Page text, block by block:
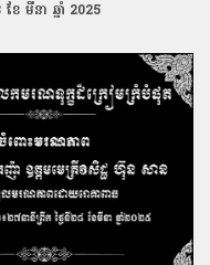
ខែ មីនា ឆ្នាំ 2025